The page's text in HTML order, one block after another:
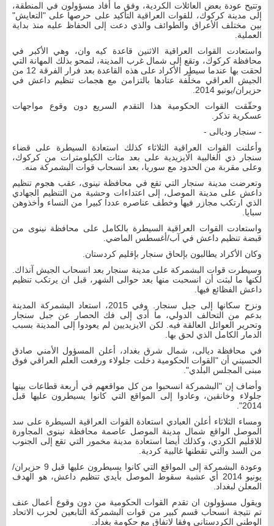
وتتيح عودة بعض العائلات الكردية، وفق ما أفاد مسؤولون في المنطقة،
إلى مدينة كركوك، للقوات العراقية التأكيد على حرصها على "التعايش"
بين مختلف الأعراق والطوائف والذي دعت إلى الحفاظ عليه منذ بداية
العملية.
واستعادت القوات العراقية الاثنين قاعدة كيه وان، وهي الأكبر في
محافظة كركوك، وتقع إلى شمال غرب المدينة، لتمحو بذلك المهانة التي
لحقت بها عندما سيطر الأكراد على هذه القاعدة بعد فرار الفرقة 12 من
الجيش العراقي مخلّفة عتادها بالتزامن مع هجمات تنظيم داعش في
حزيران/يونيو 2014.
وحقّقت القوات الحكومية هذا التقدم السريع دون وقوع مواجهات
عسكرية تذكر.
- سنجار وديالى -
وأعلنت القوات العراقية الثلاثاء كذلك استعادة السيطرة على قضاء
سنجار ذي الغالبية الايزيدية على بعد مئات الكيلومترات من كركوك،
وعلى مقربة من الحدود مع سوريا، بعد انسحاب قوات البشمركة منه.
وتعرضت مدينة سنجار التي تقع في محافظة نينوى، عقب هجوم تنظيم
داعش على مدينة الموصل، إلى اعتداءات وحشية من التنظيم الجهادي
الذي ارتكب مجازر فيها وخطف عناصره عددا كبيرا من النساء وأخذوهن
سبايا.
واستعادت القوات العراقية السيطرة بالكامل على محافظة نينوى من
قبضة تنظيم داعش في آب/أغسطس الماضي.
وكان الأكراد يطالبون بإلحاق سنجار بإقليم كردستان.
وسيطرت قوات البشمركة على مدينة سنجار بعد انسحاب الجيش آنذاك.
لكنها ما لبثت أن انسحبت منها بعد حوالى الشهر، قبل ان يرتكب تنظيم
داعش الفظائع فيها.
ونزح سكانها إلى جبل سنجار. وفي 2015، استعاد البشمركة المدينة
بدعم من التحالف الدولي، ما أدى إلى فك الحصار عن جبل سنجار
وتحرير العوائل العالقة فيه. لكن الايزيديين لم يعودوا إلى المدينة بسبب
الدمار الكامل الذي لحق بها.
في محافظة ديالى، شمال شرق بغداد، أعلن المسؤول الأمني صادق
الحسيني أن "القوات الحكومية دخلت جلولاء ورفعت العلم العراقي فوق
مبنى المجلس البلدي".
وأضاف إن "البشمركة انسحبوا من كل مواقعهم في أربعة قطاعات بينها
جلولاء وخانقين، وعادوا إلى المواقع التي كانوا يسيطرون عليها قبل
2014".
ومساء الثلاثاء أعلن العبادي استعادة القوات العراقية السيطرة على سد
الموصل الواقع شمال مدينة الموصل عاصمة محافظة نينوى المجاورة
للاقليم الكردي، وكذلك أيضا استعادة مدينة مخمور التي تقع إلى الجنوب
من السد والتي تقطنها غالبية كردية.
وعودة البشمركة إلى المواقع التي كانوا يسيطرون عليها قبل 9 حزيران/
يونيو 2014 أي عشية سقوط الموصل بأيدي تنظيم داعش، هو الهدف
المعلن لبغداد.
ويقول مسؤولون ان تقدم القوات الحكومية من دون وقوع أعمال عنف
تم نتيجة انسحاب قسم كبير من قوات البشمركة التابعين لحزب الاتحاد
الوطني الكردستاني وفقا لاتفاق مع حكومة بغداد.